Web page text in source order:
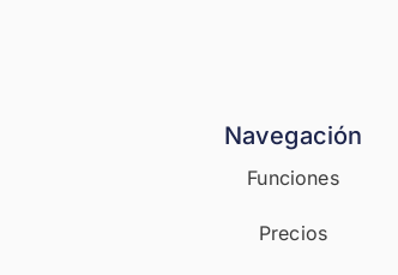
Navegación
Funciones
Precios